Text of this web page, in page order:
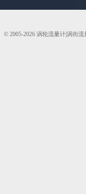
© 2005-2026 涡轮流量计|涡街